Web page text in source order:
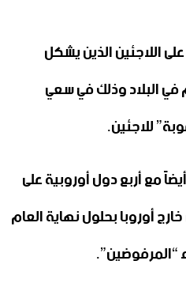
اللاجئين الذين يشكل
البلاد وذلك في سعي
للاجئين.
مع أربع دول أوروبية على
أوروبا بحلول نهاية العام
“المرفوضين”.